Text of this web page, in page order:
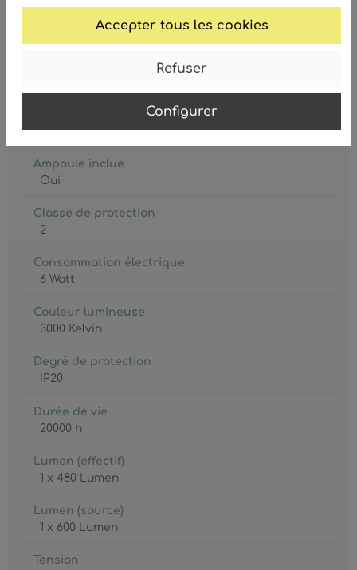
Accepter tous les cookies
Refuser
Configurer
LED
Ampoule inclue
Oui
Classe de protection
2
Consommation électrique
6 Watt
Couleur lumineuse
3000 Kelvin
Degré de protection
IP20
Durée de vie
20000 h
Lumen (effectif)
1 x 480 Lumen
Lumen (source)
1 x 600 Lumen
Tension